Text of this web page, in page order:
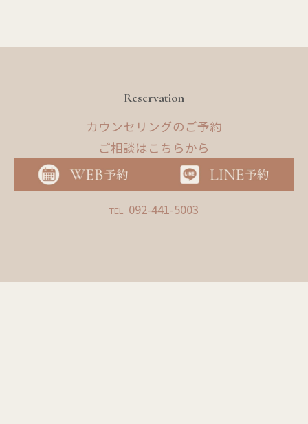
Reservation
カウンセリングのご予約
ご相談はこちらから
TEL. 092-441-5003